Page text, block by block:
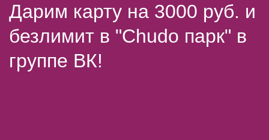
Дарим карту на 3000 руб. и
безлимит в "Chudo парк" в
группе ВК!